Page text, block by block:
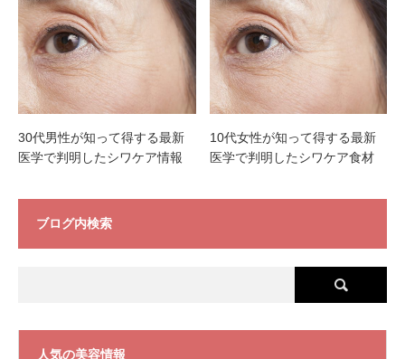
30代男性が知って得する最新
医学で判明したシワケア情報
10代女性が知って得する最新
医学で判明したシワケア食材
ブログ内検索
人気の美容情報